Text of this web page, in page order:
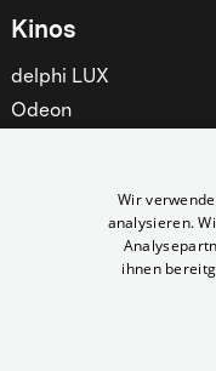
Kinos
delphi LUX
Odeon
Wir
analysieren.
ihnen